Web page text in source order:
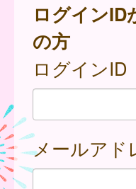
ログイン
の方
ログインID
メールアド